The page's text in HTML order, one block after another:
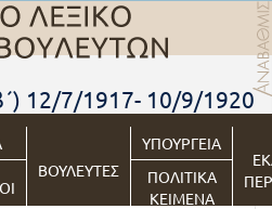
ΒΟΥΛΕΥΤΕΣ
ΥΠΟΥΡΓΕΙΑ
ΠΟΛΙΤΙΚΑ
ΚΕΙΜΕΝΑ
12/7/1917- 10/9/1920